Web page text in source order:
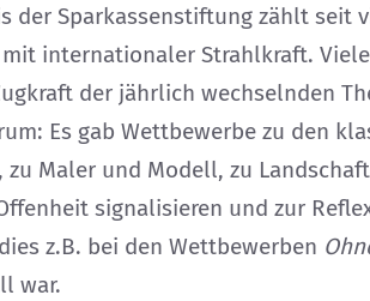
der Sparkassenstiftung zählt seit
internationaler Strahlkraft.
der jährlich wechselnden
Es gab Wettbewerbe zu den
Maler und Modell, zu
signalisieren und zur
z.B. bei den Wettbewerben
war.